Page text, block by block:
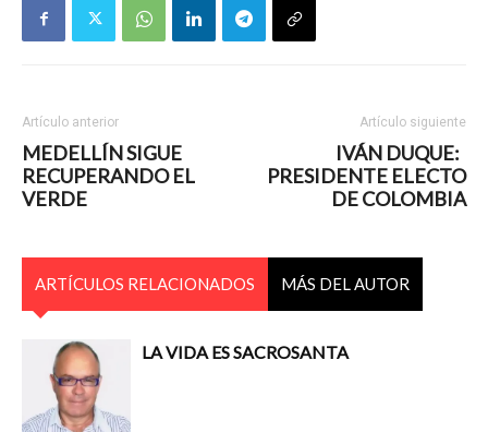
Artículo anterior
MEDELLÍN SIGUE
RECUPERANDO EL
VERDE
Artículo siguiente
IVÁN DUQUE:
PRESIDENTE ELECTO
DE COLOMBIA
ARTÍCULOS RELACIONADOS MÁS DEL AUTOR
LA VIDA ES SACROSANTA